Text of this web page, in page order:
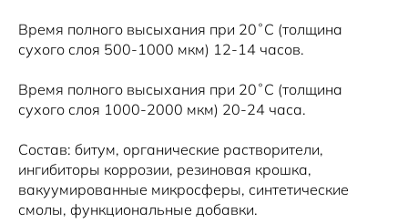
Время полного высыхания при 20˚С (толщина
сухого слоя 500-1000 мкм) 12-14 часов.
Время полного высыхания при 20˚С (толщина
сухого слоя 1000-2000 мкм) 20-24 часа.
Состав: битум, органические растворители,
ингибиторы коррозии, резиновая крошка,
вакуумированные микросферы, синтетические
смолы, функциональные добавки.